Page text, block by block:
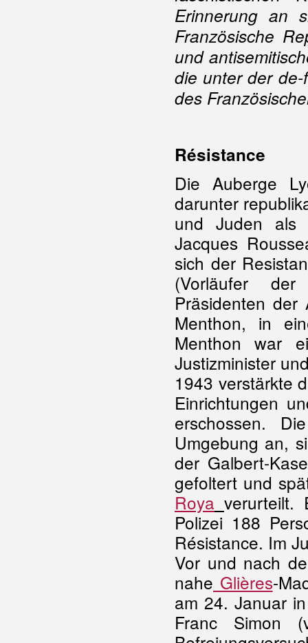
Erinnerung an
Französische
und
die unter der de-
des
Résistance
Die Auberge
darunter
und Juden als
Jacques
sich der
(Vorläufer
Präsidenten
Menthon, in
Menthon war
Justizminister
1943 verstärkte
Einrichtungen
erschossen.
Umgebung an,
der Galbert-
gefoltert und
Roya verurteilt.
Polizei 188
Résistance. Im
Vor und nach
nahe Glières-
am 24. Januar
Franc Simon